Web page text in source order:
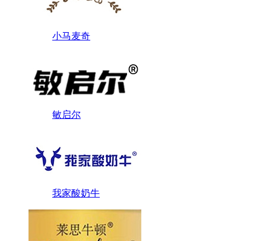
小马麦奇
敏启尔
我家酸奶牛